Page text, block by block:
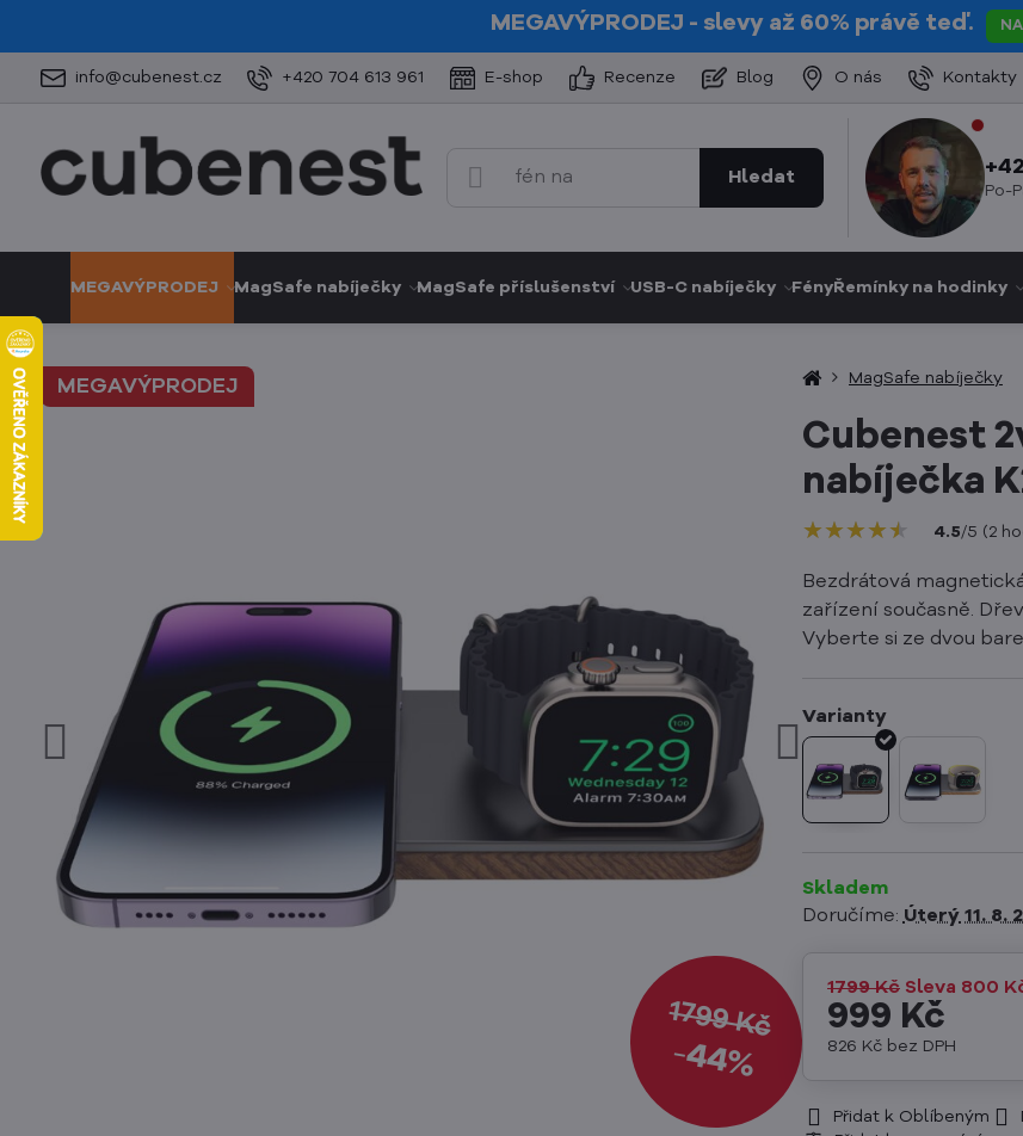
MEGAVÝPRODEJ - slevy až 60% právě teď.
info@cubenest.cz +420 704 613 961 E-shop Recenze Blog O nás Kontakty
Hledat
Po-
MEGAVÝPRODEJ MagSafe nabíječky MagSafe příslušenství USB-C nabíječky Fény Řemínky na hodinky
MEGAVÝPRODEJ
1799 Kč
44%
MagSafe nabíječky
Cubenest
nabíječka
★★★★★
★★★★★
★★★★★ 4.5/5 (2
Bezdrátová
zařízení současně.
Vyberte si ze dvou
Skladem
Doručíme: Úterý11. 8.
1799 Kč Sleva 800
999 Kč
826 Kč bez DPH
Přidat k Oblíbeným